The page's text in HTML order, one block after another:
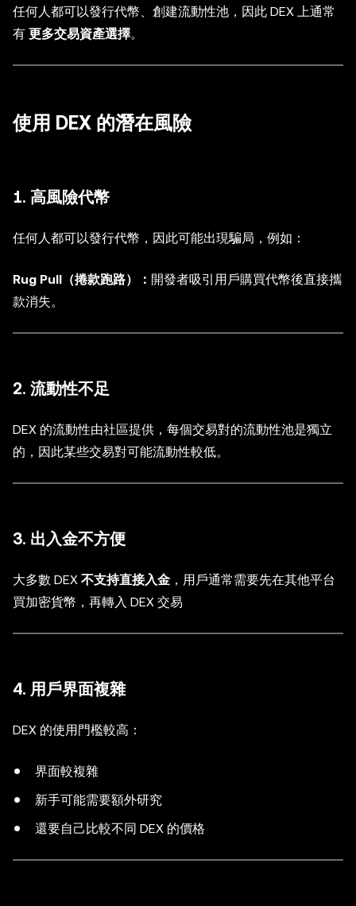
任何人都可以發行代幣、創建流動性池，因此 DEX 上通常
有 更多交易資產選擇。
使用 DEX 的潛在風險
1. 高風險代幣
任何人都可以發行代幣，因此可能出現騙局，例如：
Rug Pull（捲款跑路）： 開發者吸引用戶購買代幣後直接攜
款消失。
2. 流動性不足
DEX 的流動性由社區提供，每個交易對的流動性池是獨立
的，因此某些交易對可能流動性較低。
3. 出入金不方便
大多數 DEX 不支持直接入金 ，用戶通常需要先在其他平台
買加密貨幣，再轉入 DEX 交易
4. 用戶界面複雜
DEX 的使用門檻較高：
界面較複雜
新手可能需要額外研究
還要自己比較不同 DEX 的價格